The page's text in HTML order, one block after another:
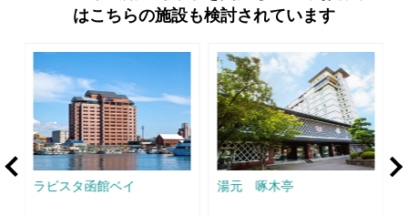
はこちらの施設も検討されています
ラビスタ函館ベイ 湯元 啄木亭